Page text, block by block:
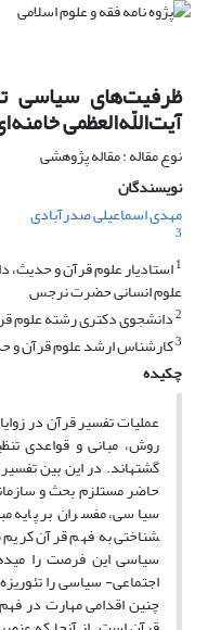
ظرفیت‌های سیاسی
آیت‌اللّه‌العظمی
نوع مقاله : مقاله پژوهشی
نویسندگان
مهدی اسماعیلی صدرآبادی
3
1استادیار علوم قرآن و
علوم انسانی حضرت نرجس
2دانشجوی دکتری رشته علوم
3کارشناس ارشد علوم قرآن و
چکیده
عملیات تفسیر قرآن در
روش، مبانی و قواعدی
گشته­اند. در این بین
حاضر مستلزم بحث و
شناختی به فهم قرآن
سیاسی این فرصت را
اجتماعی- سیاسی را
چنین اقدامی مهارت در